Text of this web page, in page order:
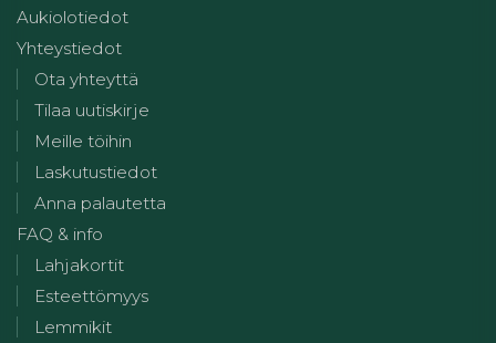
Aukiolotiedot
Yhteystiedot
Ota yhteyttä
Tilaa uutiskirje
Meille töihin
Laskutustiedot
Anna palautetta
FAQ & info
Lahjakortit
Esteettömyys
Lemmikit